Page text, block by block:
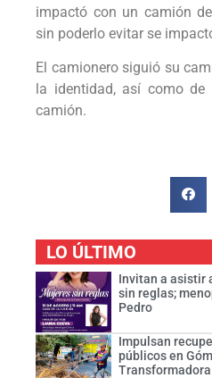
impactó con un camión
sin poderlo evitar se
El camionero siguió su
la identidad, así como de
camión.
LO ÚLTIMO
Invitan a asistir
sin reglas;
Pedro
Impulsan
públicos en
Transformadora